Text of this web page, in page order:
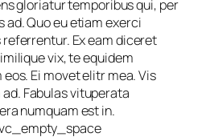
gloriatur temporibus qui, per
Quo eu etiam exerci
Ex eam diceret
vix, te equidem
Ei movet elitr mea. Vis
Fabulas vituperata
numquam est in.